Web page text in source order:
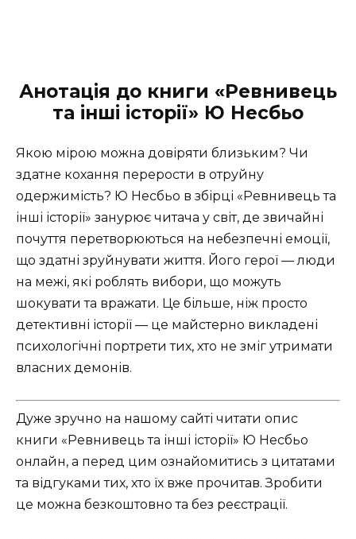
Анотація до книги «Ревнивець
та інші історії» Ю Несбьо
Якою мірою можна довіряти близьким? Чи
здатне кохання перерости в отруйну
одержимість? Ю Несбьо в збірці «Ревнивець та
інші історії» занурює читача у світ, де звичайні
почуття перетворюються на небезпечні емоції,
що здатні зруйнувати життя. Його герої — люди
на межі, які роблять вибори, що можуть
шокувати та вражати. Це більше, ніж просто
детективні історії — це майстерно викладені
психологічні портрети тих, хто не зміг утримати
власних демонів.
Дуже зручно на нашому сайті читати опис
книги «Ревнивець та інші історії» Ю Несбьо
онлайн, а перед цим ознайомитись з цитатами
та відгуками тих, хто їх вже прочитав. Зробити
це можна безкоштовно та без реєстрації.